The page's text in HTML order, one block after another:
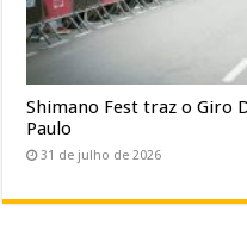
Shimano Fest traz o Giro
Paulo
31 de julho de 2026